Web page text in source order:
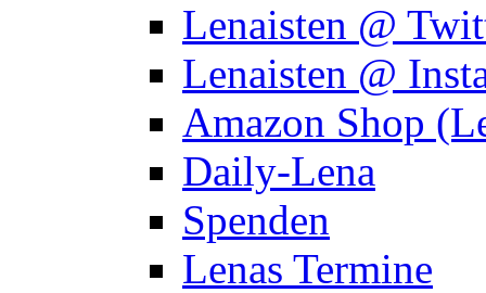
Lenaisten @
Lenaisten @
Amazon Shop
Daily-Lena
Spenden
Lenas Termine